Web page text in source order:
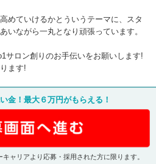
めていけるかとういうテーマに、スタ
いながら一丸となり頑張っています。
サロン創りのお手伝いをお願いします!
ます!
金！最大６万円がもらえる！
ャリアより応募・採用された方に限ります。